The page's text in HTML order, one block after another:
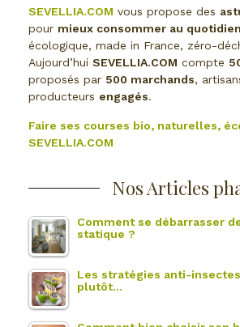
SEVELLIA.COM vous propose des
pour mieux consommer au quotidien
écologique, made in France, zéro-
Aujourd’hui SEVELLIA.COM compte
proposés par 500 marchands,
producteurs engagés.
Faire ses courses bio, naturelles,
SEVELLIA.COM
Nos Articles
Comment se débarrasser
statique ?
Les stratégies anti-
plutôt…